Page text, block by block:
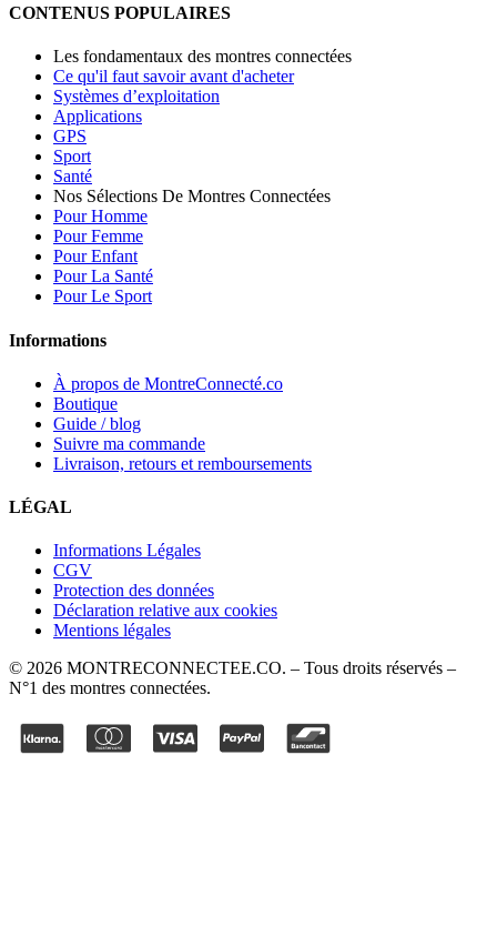
CONTENUS POPULAIRES
Les fondamentaux des montres connectées
Ce qu'il faut savoir avant d'acheter
Systèmes d’exploitation
Applications
GPS
Sport
Santé
Nos Sélections De Montres Connectées
Pour Homme
Pour Femme
Pour Enfant
Pour La Santé
Pour Le Sport
Informations
À propos de MontreConnecté.co
Boutique
Guide / blog
Suivre ma commande
Livraison, retours et remboursements
LÉGAL
Informations Légales
CGV
Protection des données
Déclaration relative aux cookies
Mentions légales
© 2026 MONTRECONNECTEE.CO. – Tous droits réservés –
N°1 des montres connectées.